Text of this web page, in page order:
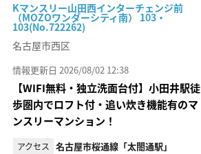
Kマンスリー山田西インターチェンジ前
（MOZOワンダーシティ南） 103・
103(No.722262)
名古屋市西区
情報更新日 2026/08/02 12:38
【WIFI無料・独立洗面台付】小田井駅徒
歩圏内でロフト付・追い炊き機能有のマ
ンスリーマンション！
アクセス 名古屋市桜通線「太閤通駅」